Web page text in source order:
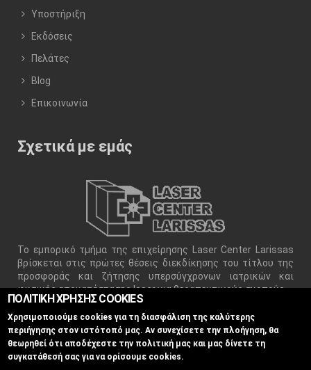
Υποστήριξη
Εκδόσεις
Πελάτες
Blog
Επικοινωνία
Σχετικά με εμάς
Το εμπορικό τμήμα της επιχείρησης Laser Center Larissas
βρίσκεται στις πρώτες θέσεις διεκδίκησης του τίτλου της
προσφοράς και ζήτησης υπερσύγχρονων ιατρικών και
φυσικής αποκατάστασης laser για θεραπευτικούς σκοπούς.
ΠΟΛΙΤΙΚΗ ΧΡΗΣΗΣ COOKIES
Χρησιμοποιούμε cookies για τη διασφάλιση της καλύτερης
περιήγησης στον ιστότοπό μας. Αν συνεχίσετε την πλοήγηση, θα
θεωρηθεί ότι αποδέχεστε την πολιτική μας και μας δίνετε τη
συγκατάθεσή σας για να ορίσουμε cookies.